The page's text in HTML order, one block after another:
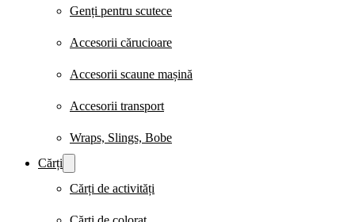
Genți pentru scutece
Accesorii cărucioare
Accesorii scaune mașină
Accesorii transport
Wraps, Slings, Bobe
Cărți
Cărți de activități